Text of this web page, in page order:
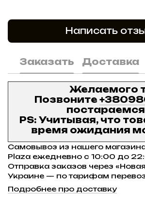
Написать
Заказать Доставка
Желаемого
Позвоните
PS: Учитывая, что
время ожидания
Самовывоз из нашего
Plaza ежедневно с 10:00 до
Отправка заказов через
Украине — по тарифам
Подробнее про доставку